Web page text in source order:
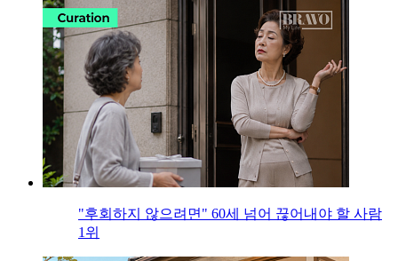
"후회하지 않으려면" 60세 넘어 끊어내야 할 사람
1위